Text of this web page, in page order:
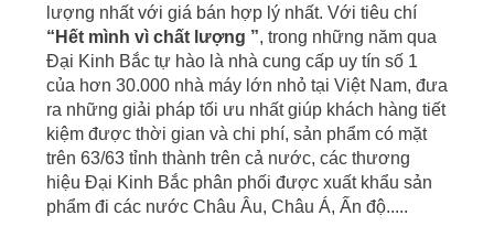
lượng nhất với giá bán hợp lý nhất. Với tiêu chí
“ Hết mình vì chất lượng ”, trong những năm qua
Đại Kinh Bắc tự hào là nhà cung cấp uy tín số 1
của hơn 30.000 nhà máy lớn nhỏ tại Việt Nam, đưa
ra những giải pháp tối ưu nhất giúp khách hàng tiết
kiệm được thời gian và chi phí, sản phẩm có mặt
trên 63/63 tỉnh thành trên cả nước, các thương
hiệu Đại Kinh Bắc phân phối được xuất khẩu sản
phẩm đi các nước Châu Âu, Châu Á, Ấn độ.....